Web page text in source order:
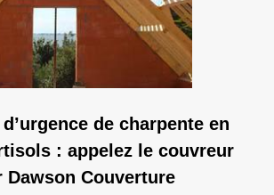
de charpente en
: appelez le couvreur
Dawson Couverture